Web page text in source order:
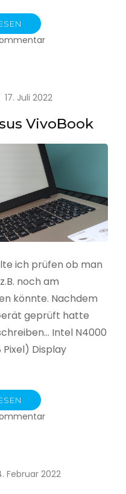
zu
Jahressicherung
17. Juli 2022
VivoBook
ich prüfen ob man
noch am
könnte. Nachdem
geprüft hatte
Intel N4000
Pixel) Display
zu
Februar 2022